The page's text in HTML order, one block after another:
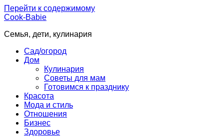
Перейти к содержимому
Cook-Babie
Семья, дети, кулинария
Сад/огород
Дом
Кулинария
Советы для мам
Готовимся к празднику
Красота
Мода и стиль
Отношения
Бизнес
Здоровье